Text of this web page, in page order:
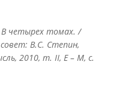
В четырех томах. /
В.С. Степин,
2010, т. II, Е – М, с.